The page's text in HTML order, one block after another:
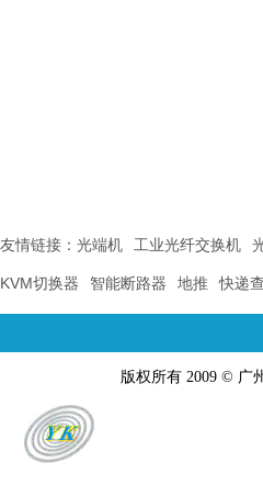
友情链接： 光端机 工业光纤交换机
KVM切换器 智能断路器 地推 快递
版权所有 2009 © 广